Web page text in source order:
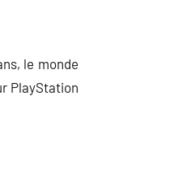
le monde
PlayStation